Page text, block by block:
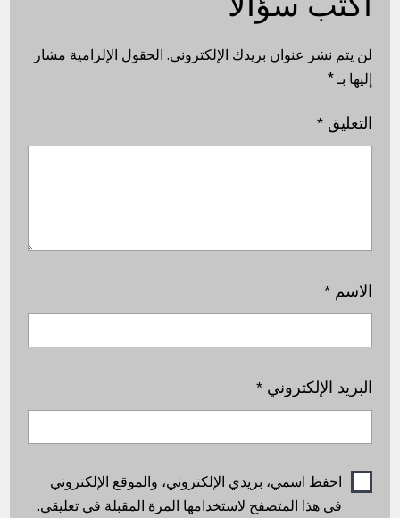
لن يتم نشر عنوان بريدك الإلكتروني. الحقول الإلزامية مشار
إليها بـ*
التعليق*
الاسم*
البريد الإلكتروني*
احفظ اسمي، بريدي الإلكتروني، والموقع الإلكتروني
في هذا المتصفح لاستخدامها المرة المقبلة في تعليقي.